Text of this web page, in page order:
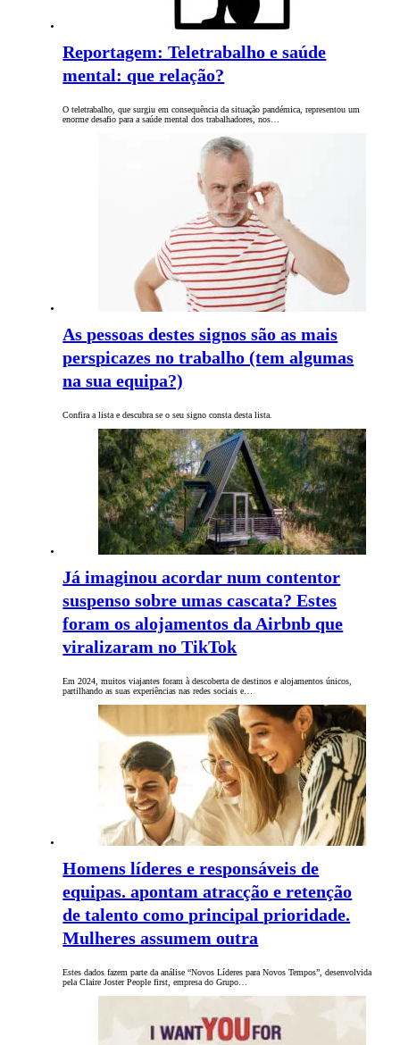
Reportagem: Teletrabalho e saúde
mental: que relação?
O teletrabalho, que surgiu em consequência da situação pandémica, representou um
enorme desafio para a saúde mental dos trabalhadores, nos…
As pessoas destes signos são as mais
perspicazes no trabalho (tem algumas
na sua equipa?)
Confira a lista e descubra se o seu signo consta desta lista.
Já imaginou acordar num contentor
suspenso sobre umas cascata? Estes
foram os alojamentos da Airbnb que
viralizaram no TikTok
Em 2024, muitos viajantes foram à descoberta de destinos e alojamentos únicos,
partilhando as suas experiências nas redes sociais e…
Homens líderes e responsáveis de
equipas. apontam atracção e retenção
de talento como principal prioridade.
Mulheres assumem outra
Estes dados fazem parte da análise “Novos Líderes para Novos Tempos”, desenvolvida
pela Claire Joster People first, empresa do Grupo…